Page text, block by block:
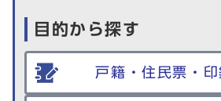
目的から探す
戸籍・住民票・